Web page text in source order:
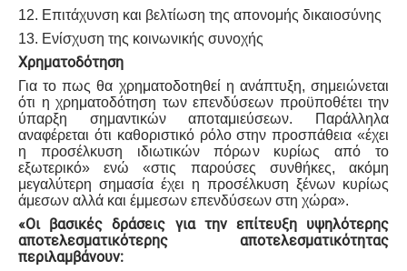
12. Επιτάχυνση και βελτίωση της απονομής δικαιοσύνης
13. Ενίσχυση της κοινωνικής συνοχής
Χρηματοδότηση
Για το πως θα χρηματοδοτηθεί η ανάπτυξη, σημειώνεται
ότι η χρηματοδότηση των επενδύσεων προϋποθέτει την
ύπαρξη σημαντικών αποταμιεύσεων. Παράλληλα
αναφέρεται ότι καθοριστικό ρόλο στην προσπάθεια «έχει
η προσέλκυση ιδιωτικών πόρων κυρίως από το
εξωτερικό» ενώ «στις παρούσες συνθήκες, ακόμη
μεγαλύτερη σημασία έχει η προσέλκυση ξένων κυρίως
άμεσων αλλά και έμμεσων επενδύσεων στη χώρα».
«Οι βασικές δράσεις για την επίτευξη υψηλότερης
αποτελεσματικότερης αποτελεσματικότητας
περιλαμβάνουν: